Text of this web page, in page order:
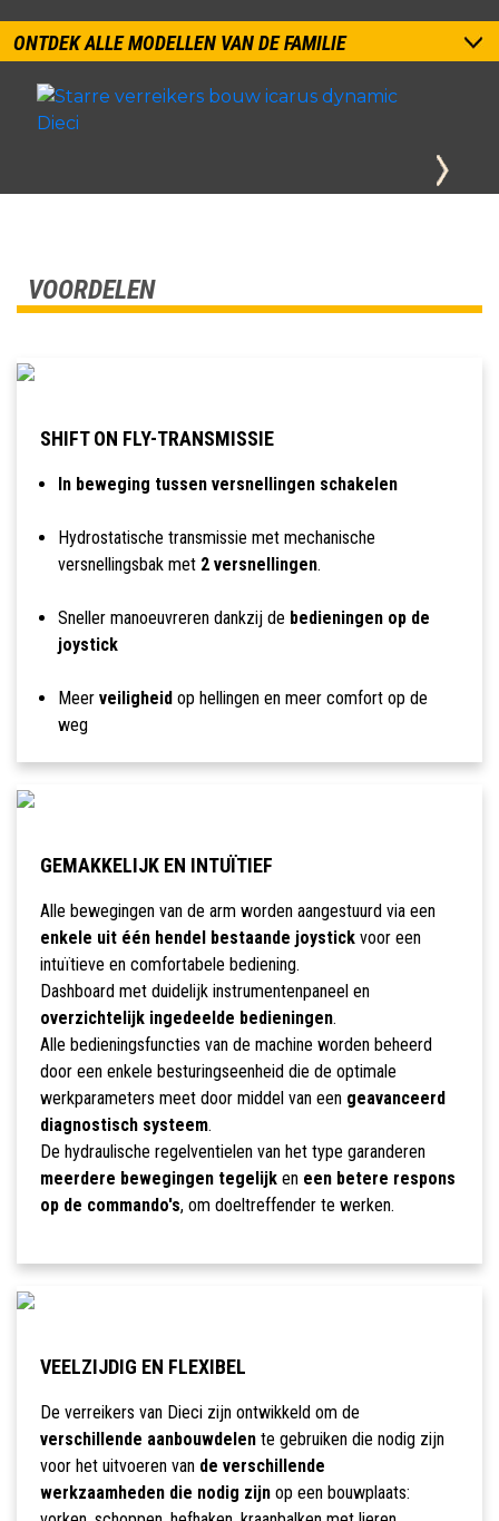
ONTDEK ALLE MODELLEN VAN DE FAMILIE
VOORDELEN
SHIFT ON FLY-TRANSMISSIE
In beweging tussen versnellingen schakelen
Hydrostatische transmissie met mechanische
versnellingsbak met 2 versnellingen.
Sneller manoeuvreren dankzij de bedieningen op de
joystick
Meer veiligheid op hellingen en meer comfort op de
weg
GEMAKKELIJK EN INTUÏTIEF
Alle bewegingen van de arm worden aangestuurd via een
enkele uit één hendel bestaande joystickvoor een
intuïtieve en comfortabele bediening.
Dashboard met duidelijk instrumentenpaneel en
overzichtelijk ingedeelde bedieningen.
Alle bedieningsfuncties van de machine worden beheerd
door een enkele besturingseenheid die de optimale
werkparameters meet door middel van een geavanceerd
diagnostisch systeem.
De hydraulische regelventielen van het type garanderen
meerdere bewegingen tegelijken een betere respons
op de commando's, om doeltreffender te werken.
VEELZIJDIG EN FLEXIBEL
De verreikers van Dieci zijn ontwikkeld om de
verschillende aanbouwdelente gebruiken die nodig zijn
voor het uitvoeren van de verschillende
werkzaamheden die nodig zijnop een bouwplaats: